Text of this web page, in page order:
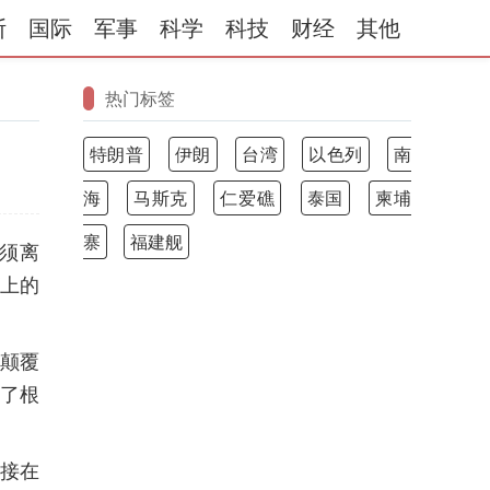
国际 军事 科学 科技 财经 其他
离
的
覆
根
在
热门标签
特朗普 伊朗 台湾 以色列
南
海
马斯克 仁爱礁 泰国
柬埔
寨
福建舰